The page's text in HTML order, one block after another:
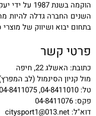
הוקמה בשנת
השנים החברה גדלה להיות
בתחום יבוא ושיווק של
פרטי קשר
כתובת: האשלג 22, חיפה
מול קניון הסינמול (לב
טל: 04-8411010, 04-8411075
פקס: 04-8411076
דוא"ל: citysport1@013.net